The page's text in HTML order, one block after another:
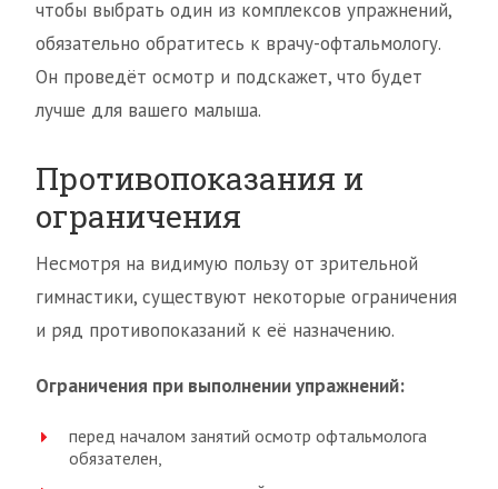
чтобы выбрать один из комплексов упражнений,
обязательно обратитесь к врачу-офтальмологу.
Он проведёт осмотр и подскажет, что будет
лучше для вашего малыша.
Противопоказания и
ограничения
Несмотря на видимую пользу от зрительной
гимнастики, существуют некоторые ограничения
и ряд противопоказаний к её назначению.
Ограничения при выполнении упражнений:
перед началом занятий осмотр офтальмолога
обязателен,